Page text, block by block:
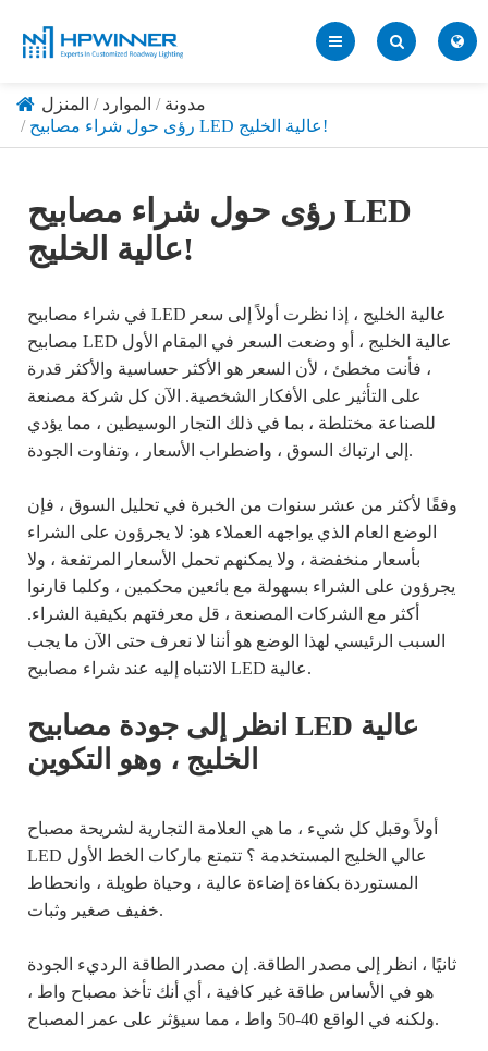
المنزل الموارد
مدونة
رؤى حول شراء مصابيح LED عالية الخليج!
رؤى حول شراء مصابيح LED
عالية الخليج!
في شراء مصابيح LED عالية الخليج ، إذا نظرت أولاً إلى سعر
مصابيح LED عالية الخليج ، أو وضعت السعر في المقام الأول
، فأنت مخطئ ، لأن السعر هو الأكثر حساسية والأكثر قدرة
على التأثير على الأفكار الشخصية. الآن كل شركة مصنعة
للصناعة مختلطة ، بما في ذلك التجار الوسيطين ، مما يؤدي
إلى ارتباك السوق ، واضطراب الأسعار ، وتفاوت الجودة.
وفقًا لأكثر من عشر سنوات من الخبرة في تحليل السوق ، فإن
الوضع العام الذي يواجهه العملاء هو: لا يجرؤون على الشراء
بأسعار منخفضة ، ولا يمكنهم تحمل الأسعار المرتفعة ، ولا
يجرؤون على الشراء بسهولة مع بائعين محكمين ، وكلما قارنوا
أكثر مع الشركات المصنعة ، قل معرفتهم بكيفية الشراء.
السبب الرئيسي لهذا الوضع هو أننا لا نعرف حتى الآن ما يجب
الانتباه إليه عند شراء مصابيح LED عالية.
انظر إلى جودة مصابيح LED عالية
الخليج ، وهو التكوين
أولاً وقبل كل شيء ، ما هي العلامة التجارية لشريحة مصباح
LED عالي الخليج المستخدمة ؟ تتمتع ماركات الخط الأول
المستوردة بكفاءة إضاءة عالية ، وحياة طويلة ، وانحطاط
خفيف صغير وثبات.
ثانيًا ، انظر إلى مصدر الطاقة. إن مصدر الطاقة الرديء الجودة
هو في الأساس طاقة غير كافية ، أي أنك تأخذ مصباح واط ،
ولكنه في الواقع 40-50 واط ، مما سيؤثر على عمر المصباح.